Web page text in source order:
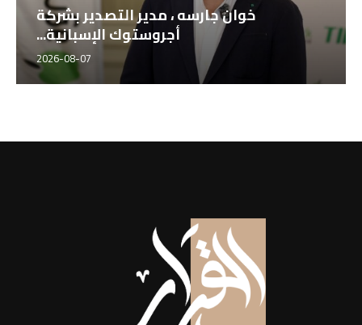
خوان جارسه ، مدير التصدير بشركة
أجروستوك الإسبانية...
2026-08-07